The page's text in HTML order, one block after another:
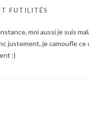
FUTILITÉS
moi aussi je suis
justement, je camoufle
:)